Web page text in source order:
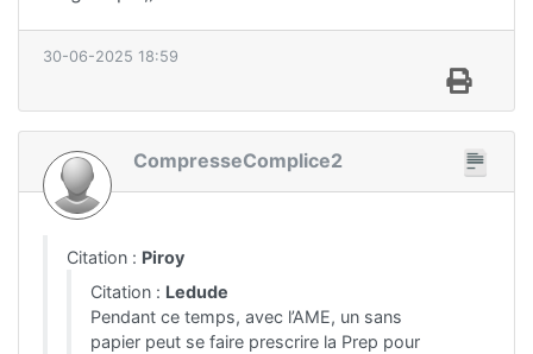
30-06-2025 18:59
CompresseComplice2
Citation : Piroy
Citation : Ledude
Pendant ce temps, avec l’AME, un sans
papier peut se faire prescrire la Prep pour